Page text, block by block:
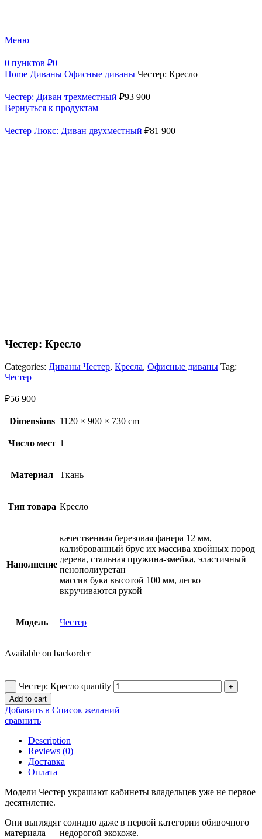
Меню
0 пунктов ₽0
Home Диваны Офисные диваны Честер: Кресло
Честер: Диван трехместный ₽93 900
Вернуться к продуктам
Честер Люкс: Диван двухместный ₽81 900
Честер: Кресло
Categories: Диваны Честер, Кресла, Офисные диваны Tag:
Честер
₽56 900
Dimensions 1120 × 900 × 730 cm
Число мест 1
Материал Ткань
Тип товара Кресло
Наполнение
качественная березовая фанера 12 мм,
калиброванный брус их массива хвойных пород
дерева, стальная пружина-змейка, эластичный
пенополиуретан
массив бука высотой 100 мм, легко
вкручиваются рукой
Модель Честер
Available on backorder
Честер: Кресло quantity
Add to cart
Добавить в Список желаний
сравнить
Description
Reviews (0)
Доставка
Оплата
Модели Честер украшают кабинеты владельцев уже не первое
десятилетие.
Они выглядят солидно даже в первой категории обивочного
материала — недорогой экокоже.